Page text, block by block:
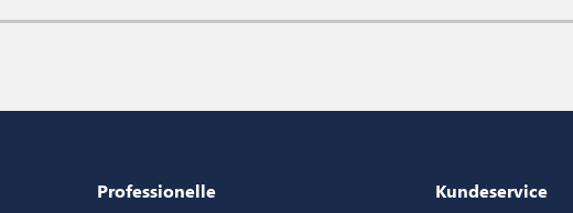
Professionelle
Kundeservice